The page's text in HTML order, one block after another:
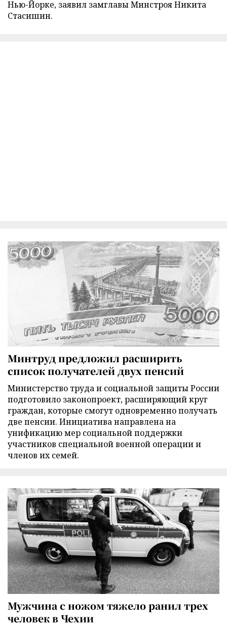
Нью-Йорке, заявил замглавы Минстроя Никита
Стасишин.
Минтруд предложил расширить
список получателей двух пенсий
Министерство труда и социальной защиты России
подготовило законопроект, расширяющий круг
граждан, которые смогут одновременно получать
две пенсии. Инициатива направлена на
унификацию мер социальной поддержки
участников специальной военной операции и
членов их семей.
Мужчина с ножом тяжело ранил трех
человек в Чехии